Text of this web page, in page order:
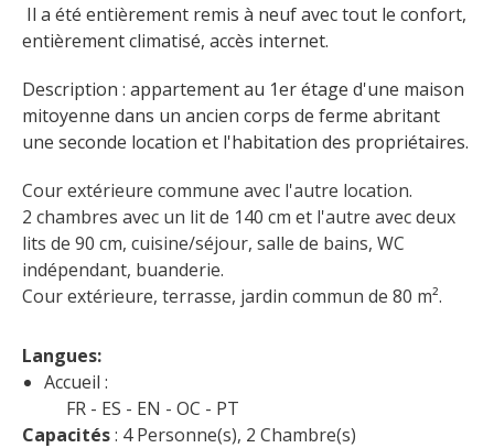
Patrimoine mondial de
l'UNESCO
Il a été entièrement remis à neuf avec tout le confort,
entièrement climatisé, accès internet.
Description : appartement au 1er étage d'une maison
mitoyenne dans un ancien corps de ferme abritant
une seconde location et l'habitation des propriétaires.
Cour extérieure commune avec l'autre location.
2 chambres avec un lit de 140 cm et l'autre avec deux
lits de 90 cm, cuisine/séjour, salle de bains, WC
indépendant, buanderie.
Cour extérieure, terrasse, jardin commun de 80 m².
Langues:
Accueil :
FR
ES EN OC
PT
Capacités : 4 Personne(s), 2 Chambre(s)